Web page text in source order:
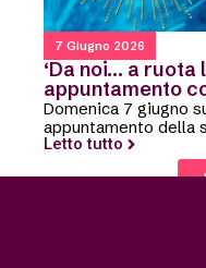
7 Giugno 2026
‘Da noi… a ruota
appuntamento
Domenica 7 giugno
appuntamento della
Letto tutto